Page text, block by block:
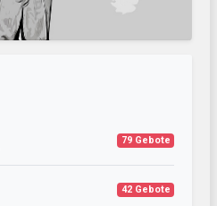
79 Gebote
42 Gebote